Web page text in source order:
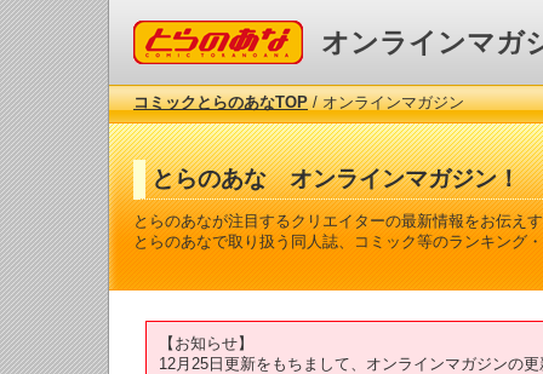
コミックとらのあな オンラインマガ
コミックとらのあなTOP/ オンラインマガジン
とらのあな オンラインマガジン！
とらのあなが注目するクリエイターの最新情報をお伝え
とらのあなで取り扱う同人誌、コミック等のランキング
【お知らせ】
12月25日更新をもちまして、オンラインマガジンの